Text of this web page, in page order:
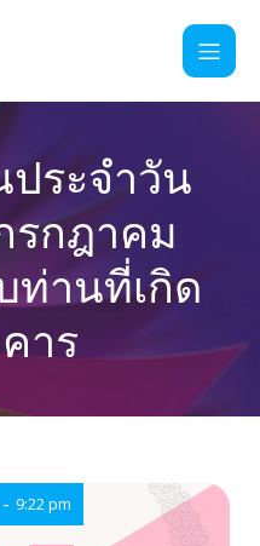
ระจำวัน
รกฎาคม
ท่านที่เกิด
าร
- 9:22 pm